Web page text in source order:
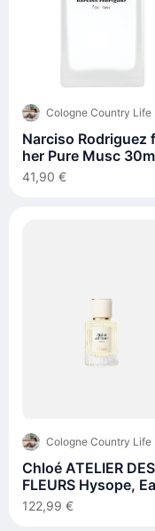
Cologne Country Life
Narciso Rodriguez
her Pure Musc
41,90 €
Cologne Country Life
Chloé ATELIER DES
FLEURS Hysope, Eau
de Parfum
122,99 €